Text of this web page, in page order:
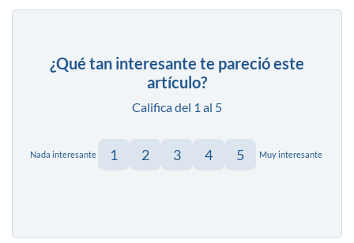
¿Qué tan interesante te pareció este
artículo?
Califica del 1 al 5
Nada interesante 1 2 3 4 5 Muy interesante